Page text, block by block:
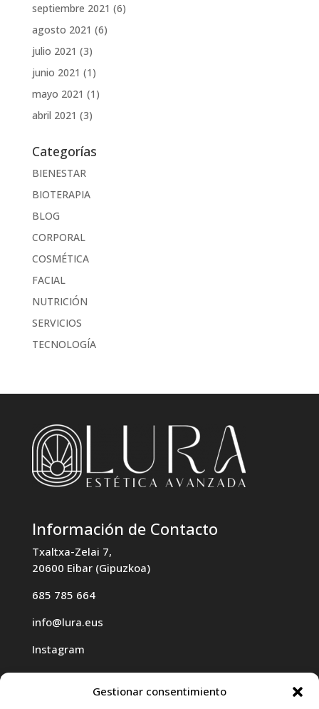
Gestionar consentimiento
septiembre 2021 (6)
agosto 2021 (6)
julio 2021 (3)
junio 2021 (1)
mayo 2021 (1)
abril 2021 (3)
Categorías
BIENESTAR
BIOTERAPIA
BLOG
CORPORAL
COSMÉTICA
FACIAL
NUTRICIÓN
SERVICIOS
TECNOLOGÍA
Información de Contacto
Txaltxa-Zelai 7,
20600 Eibar (Gipuzkoa)
685 785 664
info@lura.eus
Instagram